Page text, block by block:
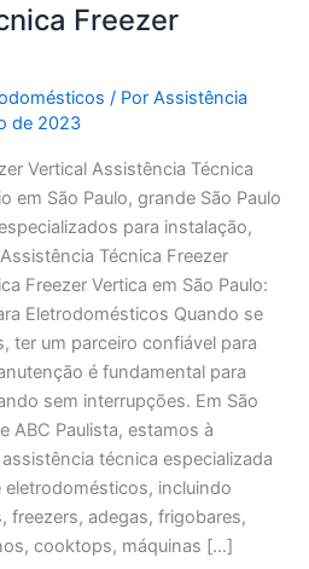
Freezer
/ PorAssistência
de 2023
Vertical Assistência Técnica
em São Paulo, grande São Paulo
para instalação,
Técnica Freezer
Freezer Vertica em São Paulo:
Eletrodomésticos Quando se
ter um parceiro confiável para
é fundamental para
sem interrupções. Em São
ABC Paulista, estamos à
técnica especializada
eletrodomésticos, incluindo
freezers, adegas, frigobares,
cooktops, máquinas […]